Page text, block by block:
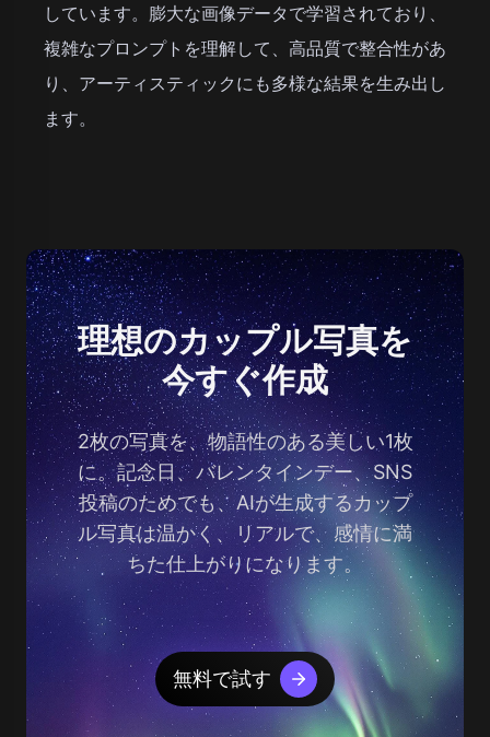
しています。膨大な画像データで学習されており、
複雑なプロンプトを理解して、高品質で整合性があ
り、アーティスティックにも多様な結果を生み出し
ます。
理想のカップル写真を
今すぐ作成
2枚の写真を、物語性のある美しい1枚
に。記念日、バレンタインデー、SNS
投稿のためでも、AIが生成するカップ
ル写真は温かく、リアルで、感情に満
ちた仕上がりになります。
無料で試す